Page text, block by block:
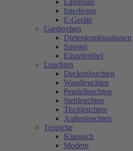
Interliving
E-Geräte
Garderoben
Dielenkombinationen
Spiegel
Einzelmöbel
Leuchten
Deckenleuchten
Wandleuchten
Pendelleuchten
Stehleuchten
Tischleuchten
Außenleuchten
Teppiche
Klassisch
Modern